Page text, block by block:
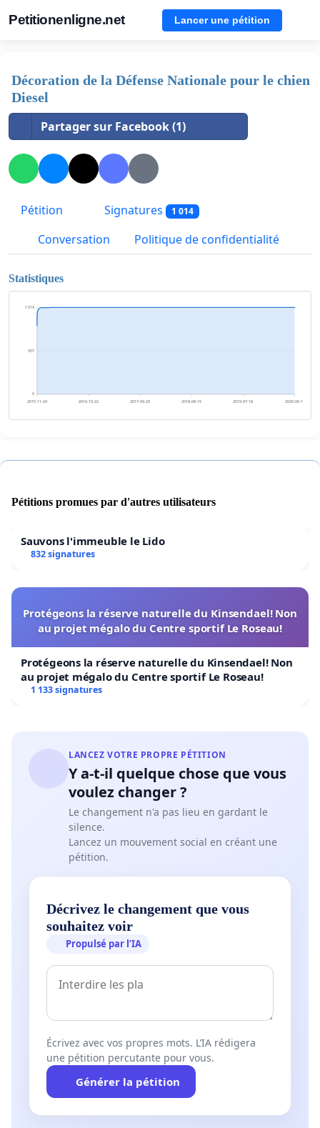
Petitionenligne.net Lancer une pétition
Décoration de la Défense Nationale pour le chien
Diesel
Partager sur Facebook (1)
Pétition Signatures 1 014
Conversation Politique de confidentialité
Statistiques
0
507
1 014
2015-11-24 2016-10-22 2017-09-20 2018-08-19 2019-07-18 2020-06-15
Pétitions promues par d'autres utilisateurs
Sauvons l'immeuble le Lido
832 signatures
Protégeons la réserve naturelle du Kinsendael! Non
au projet mégalo du Centre sportif Le Roseau!
Protégeons la réserve naturelle du Kinsendael! Non
au projet mégalo du Centre sportif Le Roseau!
1 133 signatures
LANCEZ VOTRE PROPRE PÉTITION
Y a-t-il quelque chose que vous
voulez changer ?
Le changement n'a pas lieu en gardant le
silence.
Lancez un mouvement social en créant une
pétition.
Décrivez le changement que vous
souhaitez voir
Propulsé par l’IA
Écrivez avec vos propres mots. L’IA rédigera
une pétition percutante pour vous.
Générer la pétition